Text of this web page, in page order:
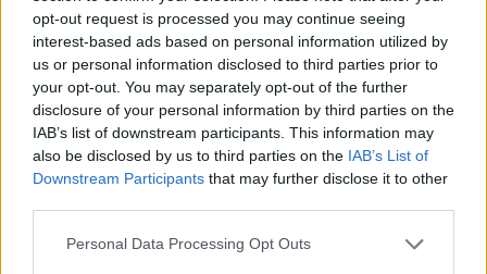
opt-out request is processed you may continue seeing
interest-based ads based on personal information utilized by
us or personal information disclosed to third parties prior to
your opt-out. You may separately opt-out of the further
disclosure of your personal information by third parties on the
IAB’s list of downstream participants. This information may
also be disclosed by us to third parties on the IAB’s List of
Downstream Participants that may further disclose it to other
Personal Data Processing Opt Outs
Murad w przeszłości związany był z Chosen5
oraz Teamem Spotnet, zaś w połowie roku występował
także w barwach miksowego Gux & Friends. Potem
trafił do ekipy prowadzonej przez Ivana "Johntę"
Shevtsova, wraz z którą awansował na DreamHack
ASTRO Open Denver 2017 oraz StarLadder i-League
Shanghai Invitational 2017. Sam ISSAA, mimo nie
najlepszego początku, w ostatnich tygodniach znacznie
zdecydowali się zaproponować mu stały angaż.